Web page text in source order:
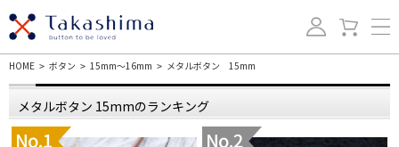
HOME > ボタン > 15mm～16mm > メタルボタン 15mm
メタルボタン 15mmのランキング